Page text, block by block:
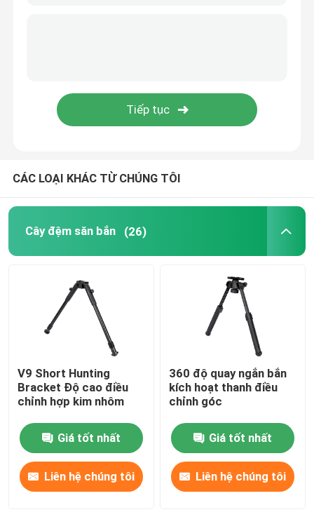
Bipod súng săn
Phụ kiện săn bắn
Chân đế máy ảnh
Đèn kính thiên văn
khung treo
Giá đỡ đa chức năng
Giá đỡ di động
CÁC LOẠI KHÁC TỪ CHÚNG TÔI
Cây đệm săn bắn (26)
V9 Short Hunting
Bracket Độ cao điều
chỉnh hợp kim nhôm
Giá tốt nhất
Liên hệ chúng tôi
360 độ quay ngắn bắn
kích hoạt thanh điều
chỉnh góc
Giá tốt nhất
Liên hệ chúng tôi